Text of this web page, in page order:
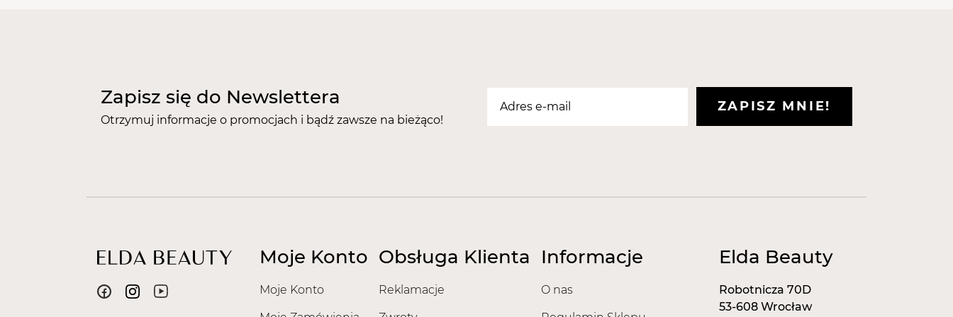
Certyfikat - Europejska gwarancja najwyższej jakości.
Zapisz się do Newslettera
Otrzymuj informacje o promocjach i bądź zawsze na bieżąco!
ZAPISZ MNIE!
Moje Konto
Moje Konto
Obsługa Klienta
Reklamacje
Informacje
O nas
Elda Beauty
Robotnicza 70D
53-608 Wrocław